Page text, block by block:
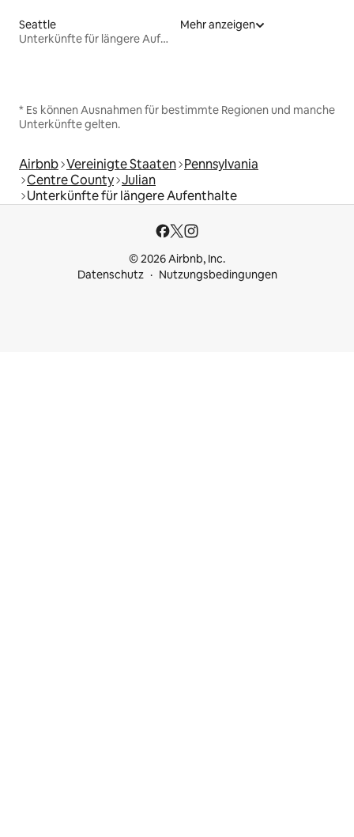
Seattle
Unterkünfte für längere Aufenthalte
Mehr anzeigen
* Es können Ausnahmen für bestimmte Regionen und manche
Unterkünfte gelten.
Airbnb Vereinigte Staaten Pennsylvania
Centre County Julian
Unterkünfte für längere Aufenthalte
© 2026 Airbnb, Inc.
Datenschutz
Nutzungsbedingungen